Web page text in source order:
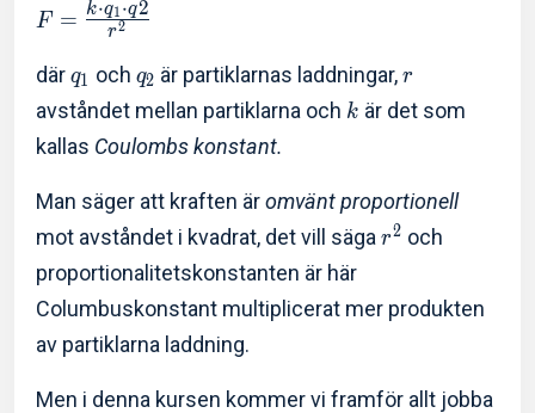
F = r2
k⋅q1 ⋅q2
där q1 och q2 är partiklarnas laddningar,r
avståndet mellan partiklarna och k är det som
kallas Coulombs konstant.
Man säger att kraften äromvänt proportionell
mot avståndet i kvadrat, det vill säga r2 och
proportionalitetskonstanten är här
Columbuskonstant multiplicerat mer produkten
av partiklarna laddning.
Men i denna kursen kommer vi framför allt jobba